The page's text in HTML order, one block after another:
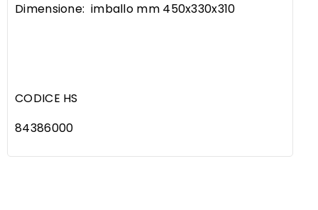
Dimensione: imballo mm 450x330x310
CODICE HS
84386000